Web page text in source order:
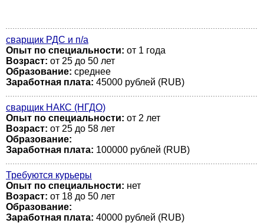
сварщик РДС и п/а
Опыт по специальности: от 1 года
Возраст: от 25 до 50 лет
Образование: среднее
Заработная плата: 45000 рублей (RUB)
сварщик НАКС (НГДО)
Опыт по специальности: от 2 лет
Возраст: от 25 до 58 лет
Образование:
Заработная плата: 100000 рублей (RUB)
Требуются курьеры
Опыт по специальности: нет
Возраст: от 18 до 50 лет
Образование:
Заработная плата: 40000 рублей (RUB)